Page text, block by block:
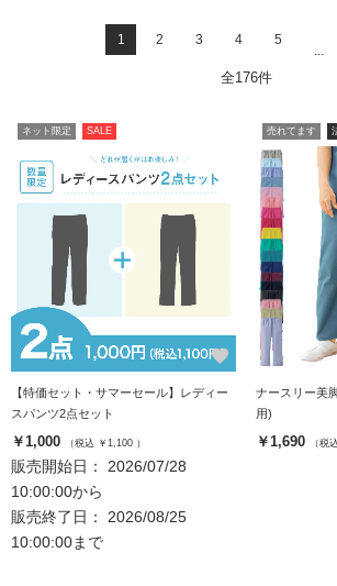
1 2 3 4 5
全176件
ネット限定 SALE
favorite
【特価セット・サマーセール】レディー
スパンツ2点セット
￥1,000 （税込 ￥1,100 ）
販売開始日： 2026/07/28
10:00:00から
販売終了日： 2026/08/25
10:00:00まで
売れてます
ナースリー美
用)
￥1,690 （税